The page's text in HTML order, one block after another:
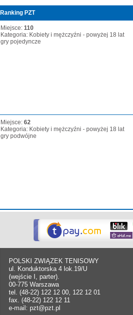
Ranking PZT
Miejsce: 110
Kategoria: Kobiety i mężczyźni - powyżej 18 lat
gry pojedyncze
Miejsce: 62
Kategoria: Kobiety i mężczyźni - powyżej 18 lat
gry podwójne
POLSKI ZWIĄZEK TENISOWY
ul. Konduktorska 4 lok.19/U
(wejście I, parter).
00-775 Warszawa
tel. (48-22) 122 12 00, 122 12 01
fax. (48-22) 122 12 11
e-mail: pzt@pzt.pl